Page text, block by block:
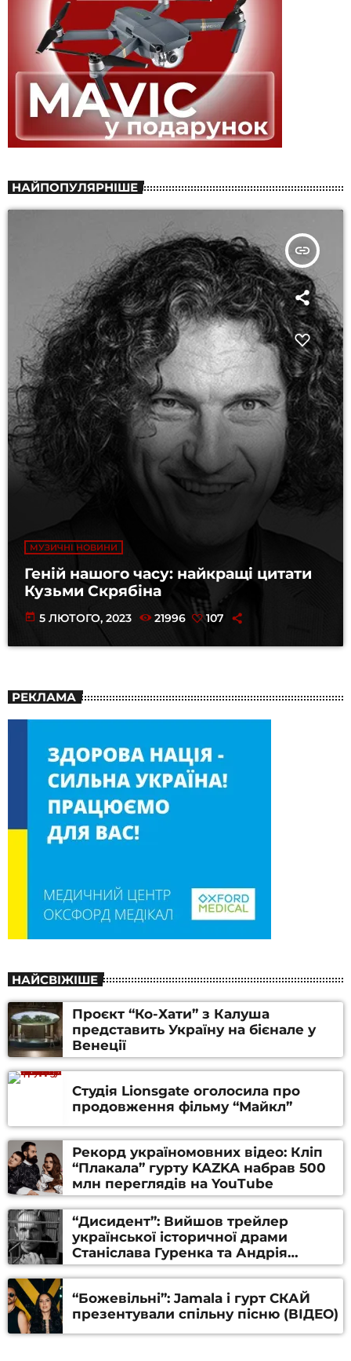
НАЙПОПУЛЯРНІШЕ
insert_link
МУЗИЧНІ НОВИНИ
Геній нашого часу: найкращі цитати
Кузьми Скрябіна
today 5 ЛЮТОГО, 2023 21996 107
РЕКЛАМА
НАЙСВІЖІШЕ
Проєкт “Ко-Хати” з Калуша
представить Україну на бієнале у
Венеції
Студія Lionsgate оголосила про
продовження фільму “Майкл”
Рекорд україномовних відео: Кліп
“Плакала” гурту KAZKA набрав 500
млн переглядів на YouTube
“Дисидент”: Вийшов трейлер
української історичної драми
Станіслава Гуренка та Андрія
Алфьорова (ВІДЕО)
“Божевільні”: Jamala і гурт СКАЙ
презентували спільну пісню (ВІДЕО)